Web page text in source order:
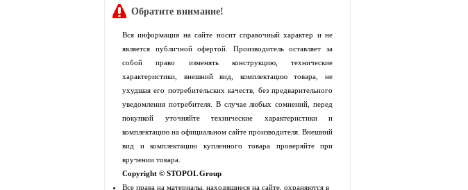
Обратите внимание!
Вся информация на сайте носит справочный характер и не
является публичной офертой. Производитель оставляет за
собой право изменять конструкцию, технические
характеристики, внешний вид, комплектацию товара, не
ухудшая его потребительских качеств, без предварительного
уведомления потребителя. В случае любых сомнений, перед
покупкой уточняйте технические характеристики и
комплектацию на официальном сайте производителя. Внешний
вид и комплектацию купленного товара проверяйте при
вручении товара.
Copyright © STOPOL Group
Все права на материалы, находящиеся на сайте, охраняются в